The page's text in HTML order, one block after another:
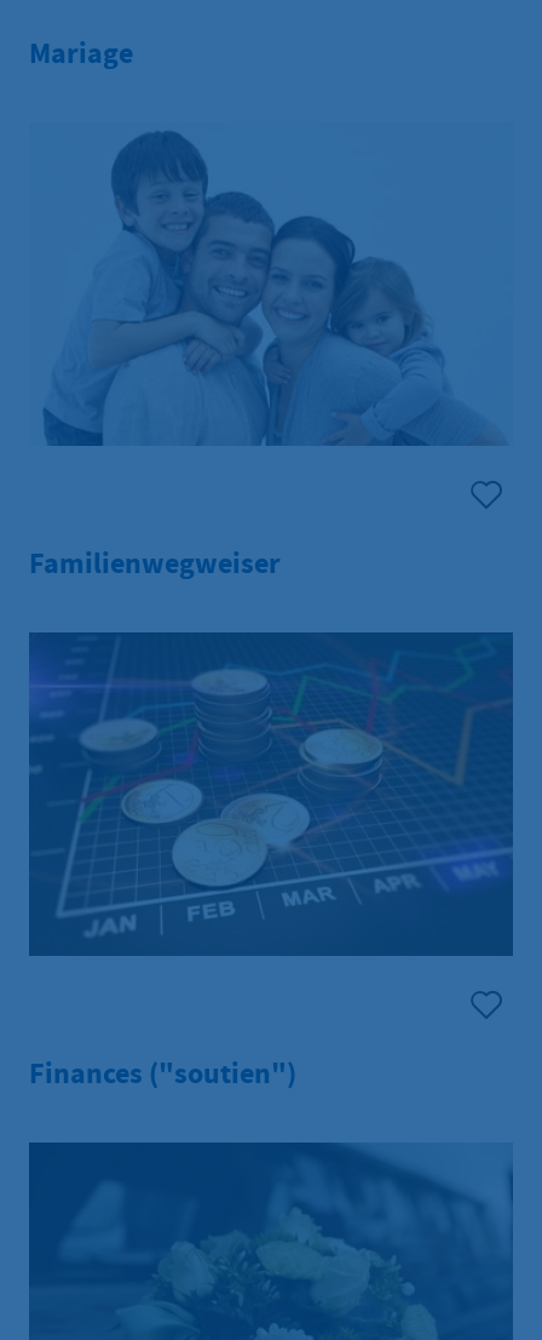
Mariage
Familienwegweiser
Finances ("soutien")